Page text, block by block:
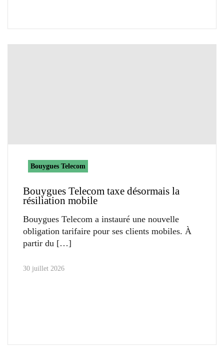
Bouygues Telecom
Bouygues Telecom taxe désormais la
résiliation mobile
Bouygues Telecom a instauré une nouvelle
obligation tarifaire pour ses clients mobiles. À
partir du
30 juillet 2026